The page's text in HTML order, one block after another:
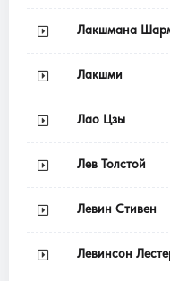
Лакшмана
Лакшми
Лао Цзы
Лев Толстой
Левин Стивен
Левинсон